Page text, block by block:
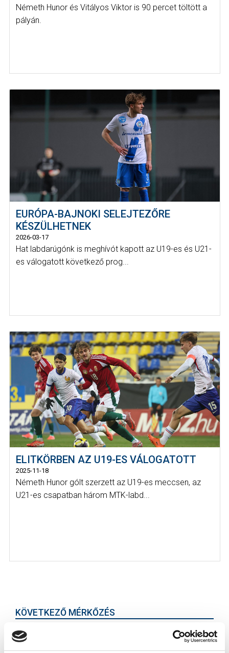
Németh Hunor és Vitályos Viktor is 90 percet töltött a
pályán.
EURÓPA-BAJNOKI SELEJTEZŐRE
KÉSZÜLHETNEK
2026-03-17
Hat labdarúgónk is meghívót kapott az U19-es és U21-
es válogatott következő prog...
ELITKÖRBEN AZ U19-ES VÁLOGATOTT
2025-11-18
Németh Hunor gólt szerzett az U19-es meccsen, az
U21-es csapatban három MTK-labd...
KÖVETKEZŐ MÉRKŐZÉS